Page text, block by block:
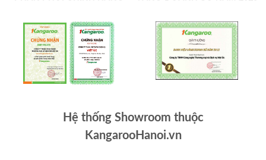
Hệ thống Showroom thuộc
KangarooHanoi.vn